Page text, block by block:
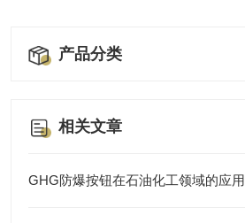
产品分类
相关文章
GHG防爆按钮在石油化工领域的应用